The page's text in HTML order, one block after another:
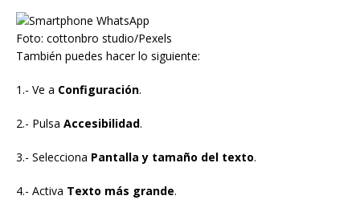
Foto: cottonbro studio/Pexels
También puedes hacer lo siguiente:
1.- Ve a Configuración.
2.- Pulsa Accesibilidad.
3.- Selecciona Pantalla y tamaño del texto.
4.- Activa Texto más grande.